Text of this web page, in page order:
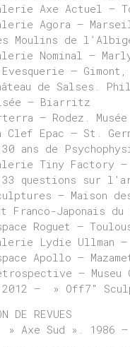
Axe Actuel –
Agora –
Moulins de
Nominal –
–
de Salses.
– Biarritz
– Rodez.
Clef Epac – St.
ans de
Tiny Factory –
33 questions sur
– Maison
Japonais du
Roguet –
Lydie Ullman
Apollo –
– Museu
2012 – » Off7″
DE REVUES
» Axe Sud ».